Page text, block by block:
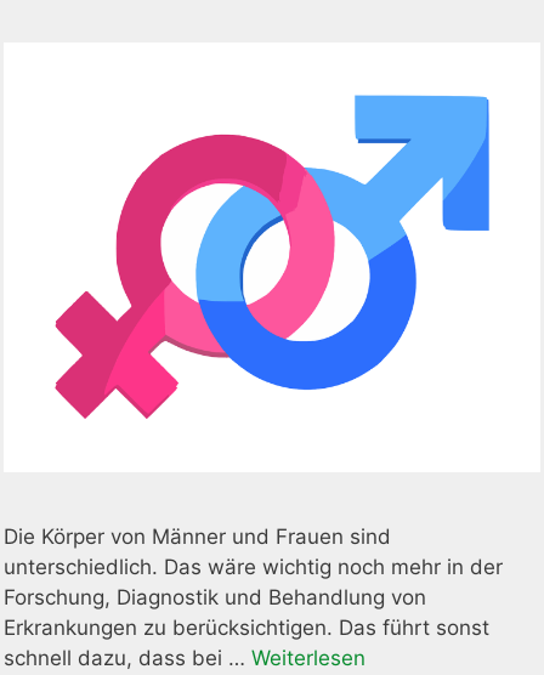
Die Körper von Männer und Frauen sind
unterschiedlich. Das wäre wichtig noch mehr in der
Forschung, Diagnostik und Behandlung von
Erkrankungen zu berücksichtigen. Das führt sonst
schnell dazu, dass bei … Weiterlesen